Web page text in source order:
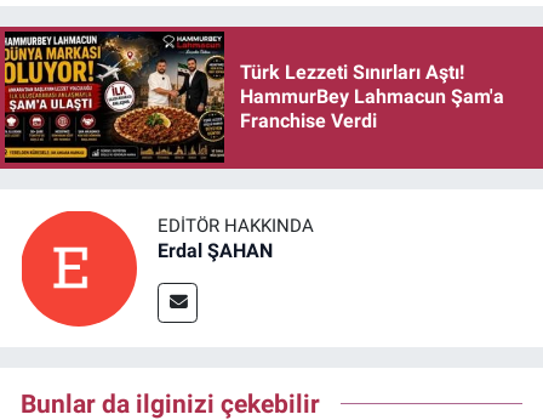
Türk Lezzeti Sınırları Aştı!
HammurBey Lahmacun Şam'a
Franchise Verdi
EDITÖR HAKKINDA
Erdal ŞAHAN
Bunlar da ilginizi çekebilir